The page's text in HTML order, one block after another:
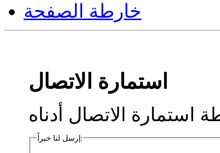
خارطة الصفحة
استمارة الاتصال
إرسل لنا خبراً: